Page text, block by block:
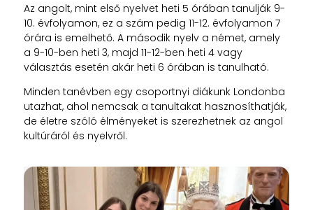
Az angolt, mint első nyelvet heti 5 órában tanulják 9-
10. évfolyamon, ez a szám pedig 11-12. évfolyamon 7
órára is emelhető. A második nyelv a német, amely
a 9-10-ben heti 3, majd 11-12-ben heti 4 vagy
választás esetén akár heti 6 órában is tanulható.
Minden tanévben egy csoportnyi diákunk Londonba
utazhat, ahol nemcsak a tanultakat hasznosíthatják,
de életre szóló élményeket is szerezhetnek az angol
kultúráról és nyelvről.